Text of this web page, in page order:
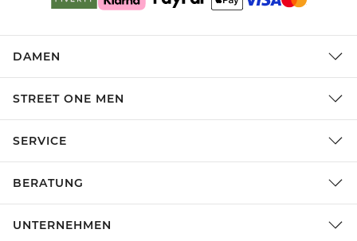
DAMEN
STREET ONE MEN
SERVICE
BERATUNG
UNTERNEHMEN